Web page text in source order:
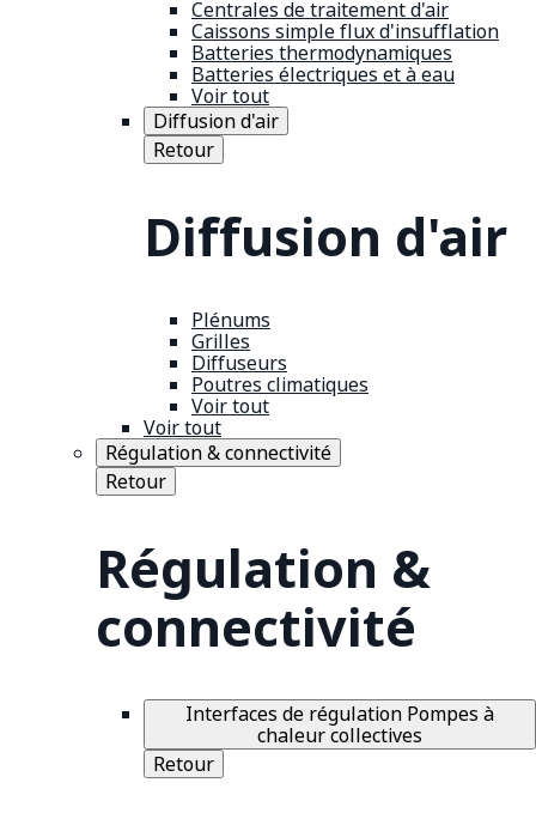
Centrales de traitement d'air
Caissons simple flux d'insufflation
Batteries thermodynamiques
Batteries électriques et à eau
Voir tout
Diffusion d'air
Retour
Diffusion d'air
Plénums
Grilles
Diffuseurs
Poutres climatiques
Voir tout
Voir tout
Régulation & connectivité
Retour
Régulation &
connectivité
Interfaces de régulation Pompes à
chaleur collectives
Retour